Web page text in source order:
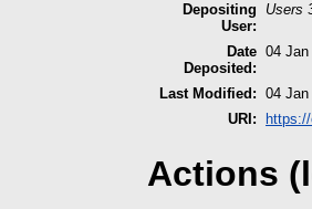
Depositing
User:
Users
Date
Deposited:
04 Jan
Last Modified: 04 Jan
URI:
Actions